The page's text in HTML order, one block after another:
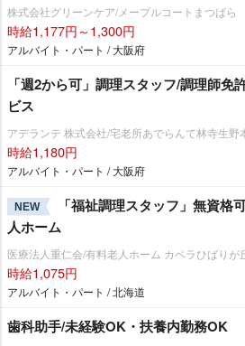
株式会社グリーンケア/メープルコートまつばら
時給1,177円～1,300円
アルバイト・パート / 大阪府
「週2から可」調理スタッフ/調理師免
ビス
アデランテ 株式会社/宅老所あでらんて林寺生野
時給1,180円
アルバイト・パート / 大阪府
NEW
「福祉調理スタッフ」無資格
人ホーム
医療法人重仁会/有料老人ホーム カペラひばりが
時給1,075円
アルバイト・パート / 北海道
歯科助手/未経験OK・扶養内勤務OK